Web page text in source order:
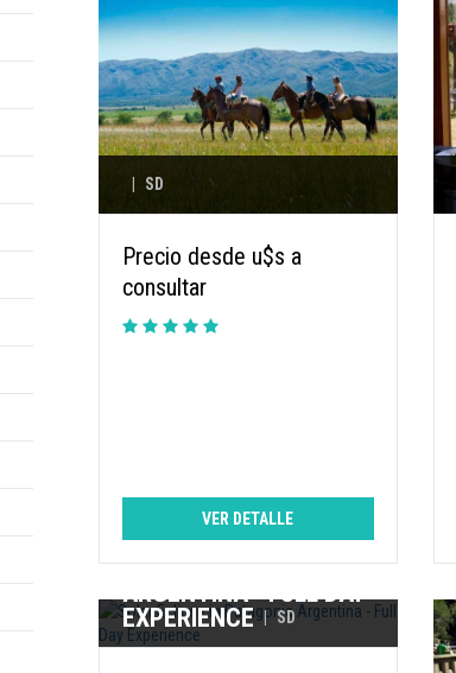
SD
Precio desde u$s a
consultar
VER DETALLE
SOLAR ECLIPSE IN
PATAGONIA
ARGENTINA - FULL DAY
EXPERIENCE
| SD